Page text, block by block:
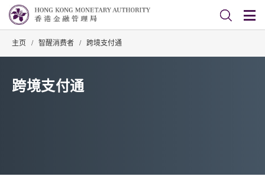
主页 / 智醒消费者 / 跨境支付通
跨境支付通